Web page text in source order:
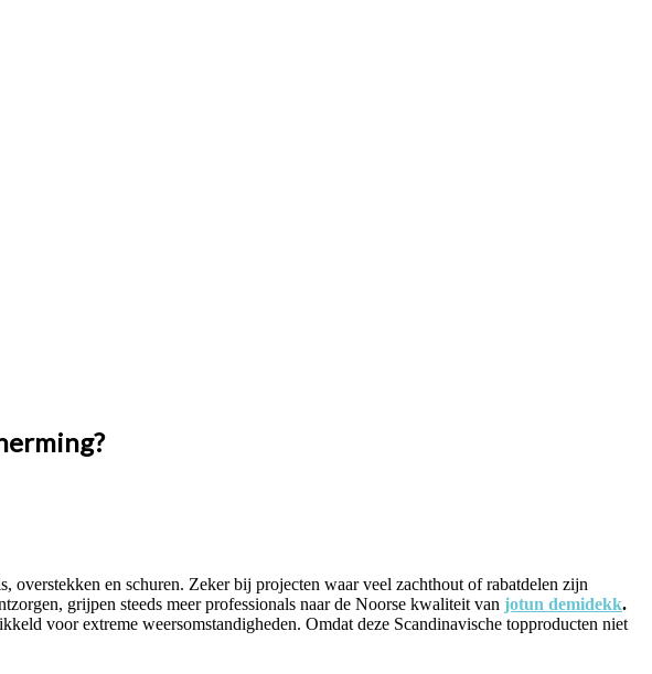
overstekken en schuren. Zeker bij projecten waar veel zachthout of rabatdelen zijn
grijpen steeds meer professionals naar de Noorse kwaliteit van jotun demidekk.
voor extreme weersomstandigheden. Omdat deze Scandinavische topproducten niet